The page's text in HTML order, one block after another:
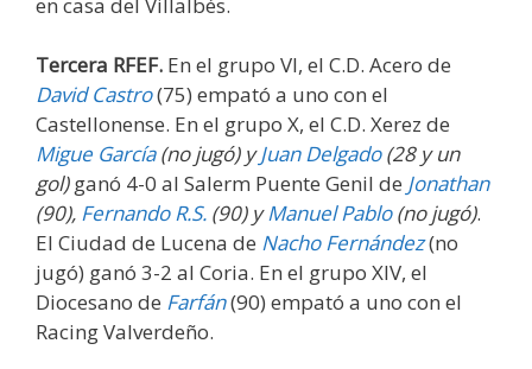
Tercera RFEF. En el grupo VI, el C.D. Acero de
David Castro(75) empató a uno con el
Castellonense. En el grupo X, el C.D. Xerez de
Migue García(no jugó) yJuan Delgado(28 y un
gol)ganó 4-0 al Salerm Puente Genil de Jonathan
(90), Fernando R.S. (90) yManuel Pablo (no jugó).
El Ciudad de Lucena de Nacho Fernández(no
jugó) ganó 3-2 al Coria. En el grupo XIV, el
Diocesano de Farfán(90) empató a uno con el
Racing Valverdeño.